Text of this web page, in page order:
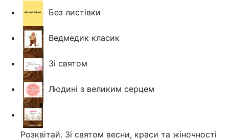
Без листівки
Ведмедик класик
Зі святом
Людині з великим серцем
Розквітай. Зі святом весни, краси та жіночності